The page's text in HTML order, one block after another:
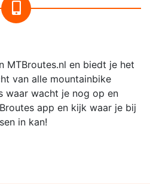
MTBroutes.nl en biedt je het
van alle mountainbike
waar wacht je nog op en
app en kijk waar je bij
in kan!